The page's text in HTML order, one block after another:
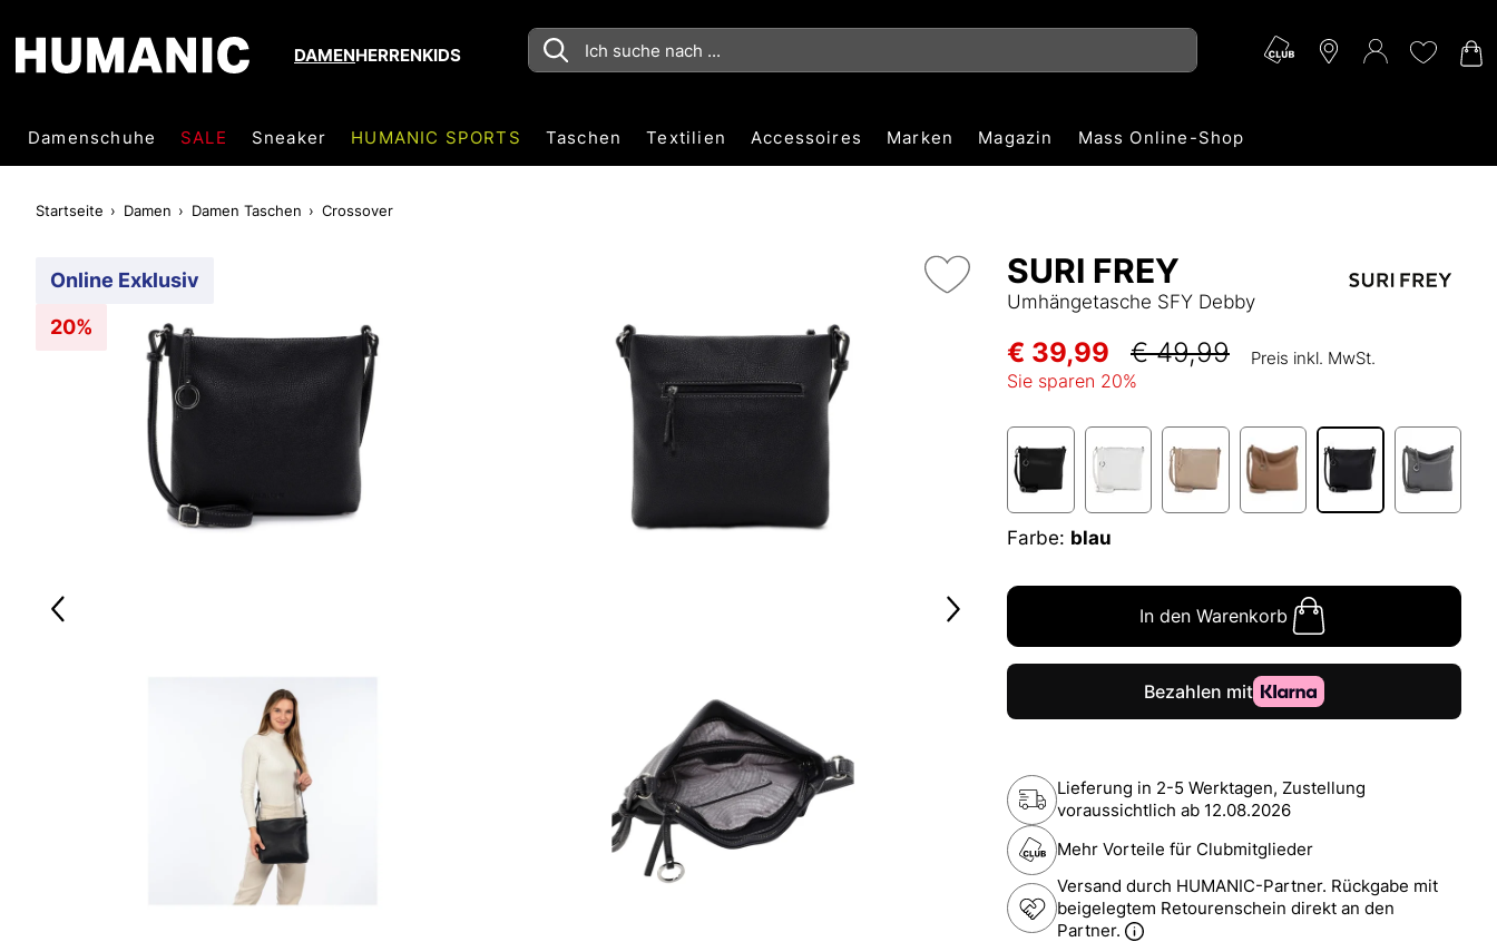
DAMENHERRENKIDS
Damenschuhe SALE Sneaker HUMANIC SPORTS Taschen Textilien Accessoires Marken Magazin Mass Online-Shop
Startseite Damen Damen Taschen Crossover
Online Exklusiv
20%
SURI FREY
Umhängetasche SFY Debby
€ 39,99 € 49,99 Preis inkl. MwSt.
Sie sparen 20%
Farbe: blau
In den Warenkorb
Lieferung in 2-5 Werktagen, Zustellung
voraussichtlich ab 12.08.2026
Mehr Vorteile für Clubmitglieder
Versand durch HUMANIC-Partner. Rückgabe mit
beigelegtem Retourenschein direkt an den
Partner.